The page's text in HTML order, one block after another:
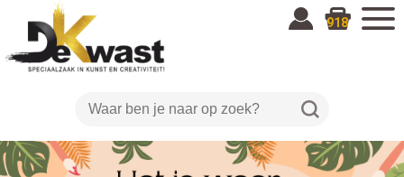
918